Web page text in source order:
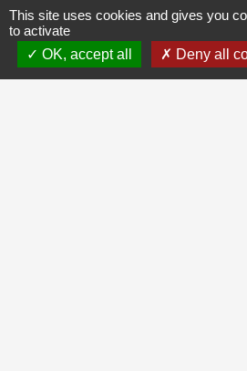
This site uses cookies and gives you
to activate
OK, accept all
Deny all